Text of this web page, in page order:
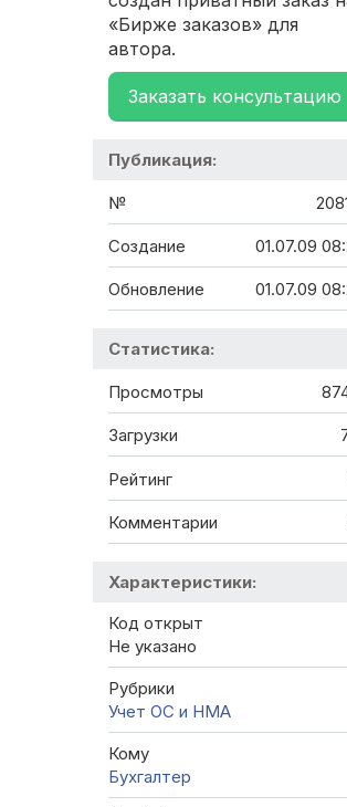
«Бирже заказов» для
автора.
Заказать консультацию
Публикация:
№
Создание 01.07.09
Обновление 01.07.09
Статистика:
Просмотры
Загрузки
Рейтинг
Комментарии
Характеристики:
Код открыт
Не указано
Рубрики
Учет ОС и НМА
Кому
Бухгалтер